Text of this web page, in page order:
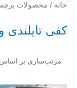
خانه / محصولات
کفی تایلندی